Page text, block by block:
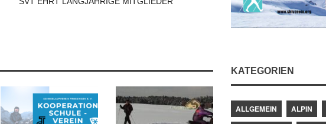
KATEGORIEN
ALLGEMEIN ALPIN